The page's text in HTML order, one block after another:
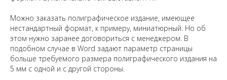
Можно заказать полиграфическое издание, имеющее
нестандартный формат, к примеру, миниатюрный. Но об
этом нужно заранее договориться с менеджером. В
подобном случае в Word задают параметр страницы
больше требуемого размера полиграфического издания на
5 мм с одной и с другой стороны.